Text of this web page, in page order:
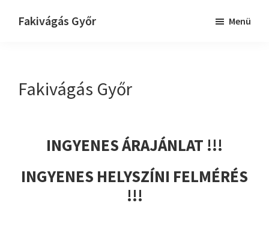
Fakivágás Győr Menü
Fakivágás Győr
INGYENES ÁRAJÁNLAT !!!
INGYENES HELYSZÍNI FELMÉRÉS
!!!